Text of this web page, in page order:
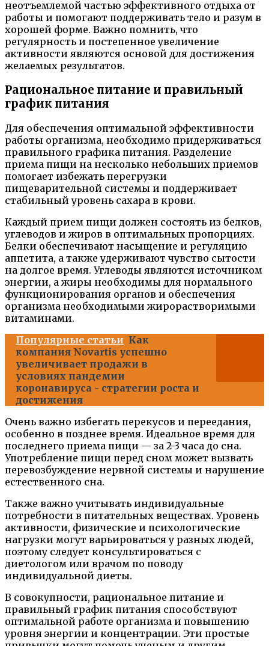
неотъемлемой частью эффективного отдыха от
работы и помогают поддерживать тело и разум в
хорошей форме. Важно помнить, что
регулярность и постепенное увеличение
активности являются основой для достижения
желаемых результатов.
Рациональное питание и правильный
график питания
Для обеспечения оптимальной эффективности
работы организма, необходимо придерживаться
правильного графика питания. Разделение
приема пищи на несколько небольших приемов
помогает избежать перегрузки
пищеварительной системы и поддерживает
стабильный уровень сахара в крови.
Каждый прием пищи должен состоять из белков,
углеводов и жиров в оптимальных пропорциях.
Белки обеспечивают насыщение и регуляцию
аппетита, а также удерживают чувство сытости
на долгое время. Углеводы являются источником
энергии, а жиры необходимы для нормального
функционирования органов и обеспечения
организма необходимыми жирорастворимыми
витаминами.
Популярные статьи Как
компания Novartis успешно
увеличивает продажи в
условиях пандемии
коронавируса - стратегии роста и
достижения
Очень важно избегать перекусов и переедания,
особенно в позднее время. Идеальное время для
последнего приема пищи — за 2-3 часа до сна.
Употребление пищи перед сном может вызвать
перевозбуждение нервной системы и нарушение
естественного сна.
Также важно учитывать индивидуальные
потребности в питательных веществах. Уровень
активности, физические и психологические
нагрузки могут варьироваться у разных людей,
поэтому следует консультироваться с
диетологом или врачом по поводу
индивидуальной диеты.
В совокупности, рациональное питание и
правильный график питания способствуют
оптимальной работе организма и повышению
уровня энергии и концентрации. Эти простые